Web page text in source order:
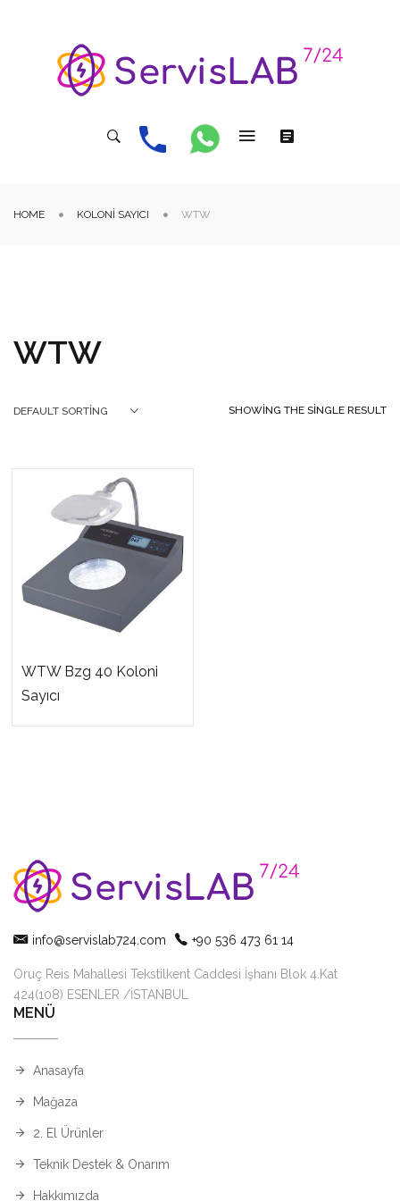
HOME KOLONI SAYICI WTW
WTW
SHOWING THE SINGLE RESULT
DEFAULT SORTING
WTW Bzg 40 Koloni
Sayıcı
info@servislab724.com +90 536 473 61 14
Oruç Reis Mahallesi Tekstilkent Caddesi İşhanı Blok 4.Kat
424(108) ESENLER /İSTANBUL
MENÜ
Anasayfa
Mağaza
2. El Ürünler
Teknik Destek & Onarım
Hakkımızda